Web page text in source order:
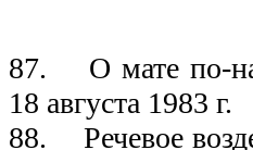
87. О мате по-
18 августа 1983 г.
88. Речевое